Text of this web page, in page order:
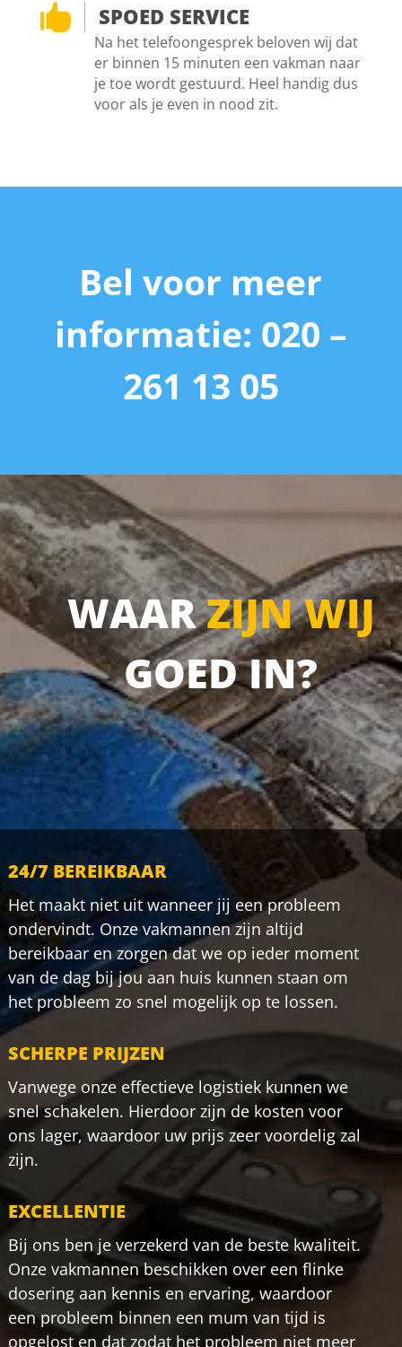
 SPOED SERVICE
Na het telefoongesprek beloven wij dat
er binnen 15 minuten een vakman naar
je toe wordt gestuurd. Heel handig dus
voor als je even in nood zit.
Bel voor meer
informatie: 020 –
261 13 05
WAARZIJN WIJ
GOED IN?
24/7 BEREIKBAAR
Het maakt niet uit wanneer jij een probleem
ondervindt. Onze vakmannen zijn altijd
bereikbaar en zorgen dat we op ieder moment
van de dag bij jou aan huis kunnen staan om
het probleem zo snel mogelijk op te lossen.
SCHERPE PRIJZEN
Vanwege onze effectieve logistiek kunnen we
snel schakelen. Hierdoor zijn de kosten voor
ons lager, waardoor uw prijs zeer voordelig zal
zijn.
EXCELLENTIE
Bij ons ben je verzekerd van de beste kwaliteit.
Onze vakmannen beschikken over een flinke
dosering aan kennis en ervaring, waardoor
een probleem binnen een mum van tijd is
opgelost en dat zodat het probleem niet meer